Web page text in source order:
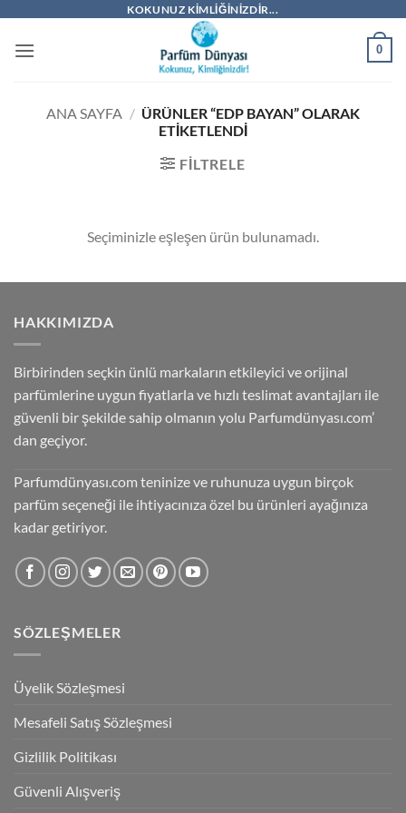
KOKUNUZ KIMLIĞINIZDIR...
0
ANA SAYFA / ÜRÜNLER “EDP BAYAN” OLARAK
ETIKETLENDI
FILTRELE
Seçiminizle eşleşen ürün bulunamadı.
HAKKIMIZDA
Birbirinden seçkin ünlü markaların etkileyici ve orijinal
parfümlerine uygun fiyatlarla ve hızlı teslimat avantajları ile
güvenli bir şekilde sahip olmanın yolu Parfumdünyası.com’
dan geçiyor.
Parfumdünyası.com teninize ve ruhunuza uygun birçok
parfüm seçeneği ile ihtiyacınıza özel bu ürünleri ayağınıza
kadar getiriyor.
SÖZLEŞMELER
Üyelik Sözleşmesi
Mesafeli Satış Sözleşmesi
Gizlilik Politikası
Güvenli Alışveriş